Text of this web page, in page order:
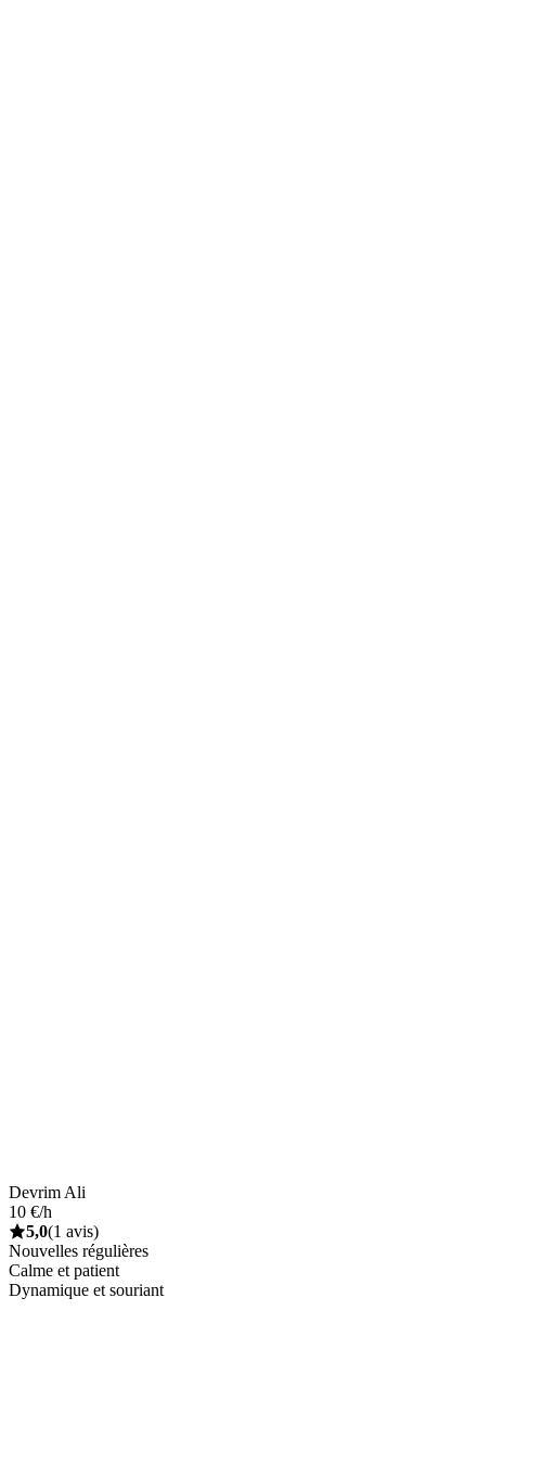
Devrim Ali
10 €/h
5,0(1 avis)
Nouvelles régulières
Calme et patient
Dynamique et souriant